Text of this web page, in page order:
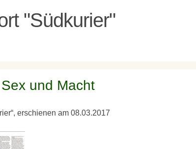
"Südkurier"
und Macht
erschienen am 08.03.2017